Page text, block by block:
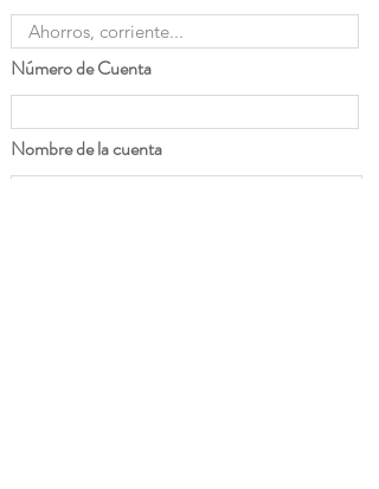
Número de Cuenta
Nombre de la cuenta